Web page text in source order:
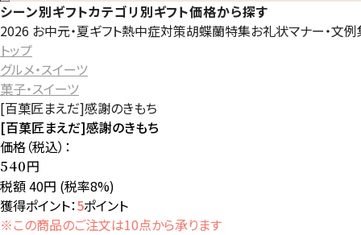
シーン別ギフトカテゴリ別ギフト価格から探す
2026 お中元・夏ギフト熱中症対策胡蝶蘭特集お礼状マナー・文
トップ
グルメ・スイーツ
菓子・スイーツ
[百菓匠まえだ]感謝のきもち
[百菓匠まえだ]感謝のきもち
価格（税込）：
540円
税額 40円 (税率8%)
獲得ポイント：5ポイント
※この商品のご注文は10点から承ります